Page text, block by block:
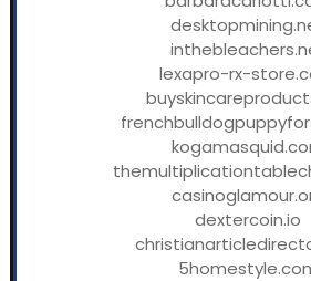
lexapro-rx-
dextercoin.io